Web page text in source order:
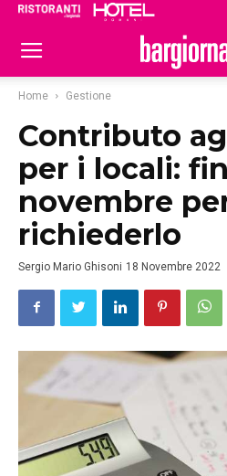
Home Gestione
Contributo
per i locali:
novembre
richiederlo
Sergio Mario Ghisoni 18 Novembre 2022